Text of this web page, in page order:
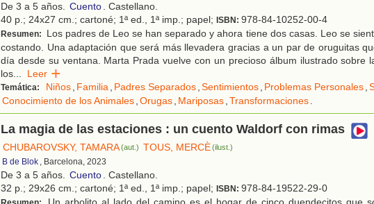
De 3 a 5 años. Cuento. Castellano.
40 p.; 24x27 cm.; cartoné; 1ª ed., 1ª imp.; papel; ISBN: 978-84-10252-00-4
Resumen:
Los padres de Leo se han separado y ahora tiene dos casas. Leo se
costando. Una adaptación que será más llevadera gracias a un par de oruguitas
día desde su ventana. Marta Prada vuelve con un precioso álbum ilustrado sobre
los... Leer
Temática: Niños, Familia, Padres Separados,Sentimientos, Problemas Personales,
Conocimiento de los Animales,Orugas, Mariposas,Transformaciones.
La magia de las estaciones : un cuento Waldorf con rimas
CHUBAROVSKY, TAMARA(aut.) TOUS, MERCÈ(ilust.)
B de Blok , Barcelona, 2023
De 3 a 5 años. Cuento. Castellano.
32 p.; 29x26 cm.; cartoné; 1ª ed., 1ª imp.; papel; ISBN: 978-84-19522-29-0